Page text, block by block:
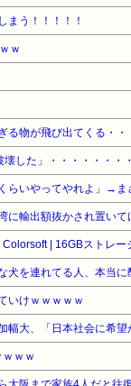
まう！！！！！
ｗ
る物が飛び出てくる・・
した」・・・・・・・
に輸出額抜かされ置い
いけｗｗｗｗｗ
ｗｗ